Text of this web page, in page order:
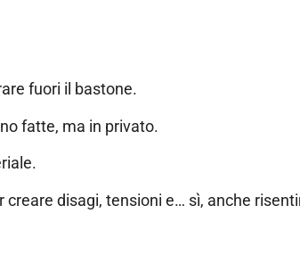
fuori il bastone.
fatte, ma in privato.
disagi, tensioni e… sì, anche